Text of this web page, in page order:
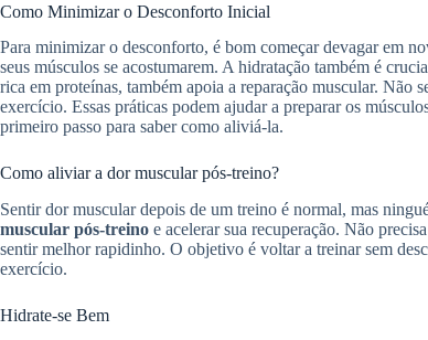
Como Minimizar o Desconforto Inicial
Para minimizar o desconforto, é bom começar devagar em
seus músculos se acostumarem. A hidratação também é
rica em proteínas, também apoia a reparação muscular. Não
exercício. Essas práticas podem ajudar a preparar os
primeiro passo para saber como aliviá-la.
Como aliviar a dor muscular pós-treino?
Sentir dor muscular depois de um treino é normal, mas
muscular pós-treino e acelerar sua recuperação. Não
sentir melhor rapidinho. O objetivo é voltar a treinar sem
exercício.
Hidrate-se Bem